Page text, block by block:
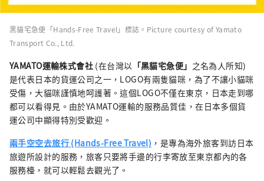
黑貓宅急便「Hands-Free Travel」標誌。Picture courtesy of Yamato
Transport Co., Ltd.
YAMATO運輸株式會社 (在台灣以 「黑貓宅急便」 之名為人所知)
是代表日本的貨運公司之一，LOGO有兩隻貓咪，為了不讓小貓咪
受傷，大貓咪謹慎地呵護著。這個LOGO不僅在東京，日本走到哪
都可以看得見。由於YAMATO運輸的服務品質佳，在日本多個貨
運公司中顯得特別受歡迎。
兩手空空去旅行 (Hands-Free Travel) ，是專為海外旅客到訪日本
旅遊所設計的服務，旅客只要將手邊的行李寄放至東京都內的各
服務檯，就可以輕鬆去觀光了。